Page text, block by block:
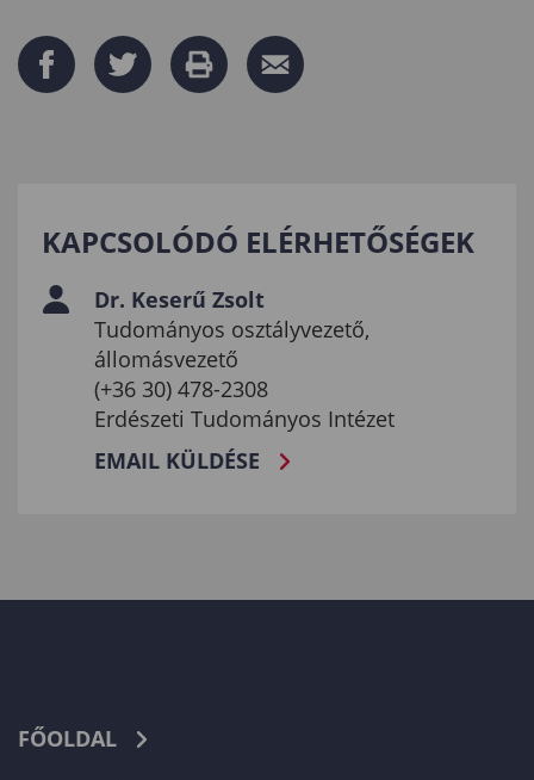
KAPCSOLÓDÓ ELÉRHETŐSÉGEK
Dr. Keserű Zsolt
Tudományos osztályvezető,
állomásvezető
(+36 30) 478-2308
Erdészeti Tudományos Intézet
EMAIL KÜLDÉSE
FŐOLDAL